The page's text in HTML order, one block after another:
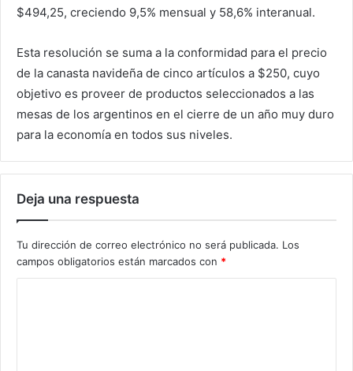
$494,25, creciendo 9,5% mensual y 58,6% interanual.
Esta resolución se suma a la conformidad para el precio
de la canasta navideña de cinco artículos a $250, cuyo
objetivo es proveer de productos seleccionados a las
mesas de los argentinos en el cierre de un año muy duro
para la economía en todos sus niveles.
Deja una respuesta
Tu dirección de correo electrónico no será publicada. Los
campos obligatorios están marcados con *